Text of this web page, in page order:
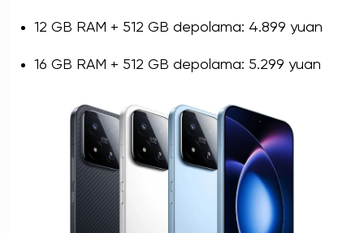
12 GB RAM + 512 GB depolama: 4.899 yuan
16 GB RAM + 512 GB depolama: 5.299 yuan